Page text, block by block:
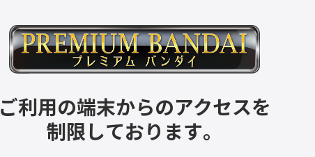
ご利用の端末からのアクセスを
制限しております。